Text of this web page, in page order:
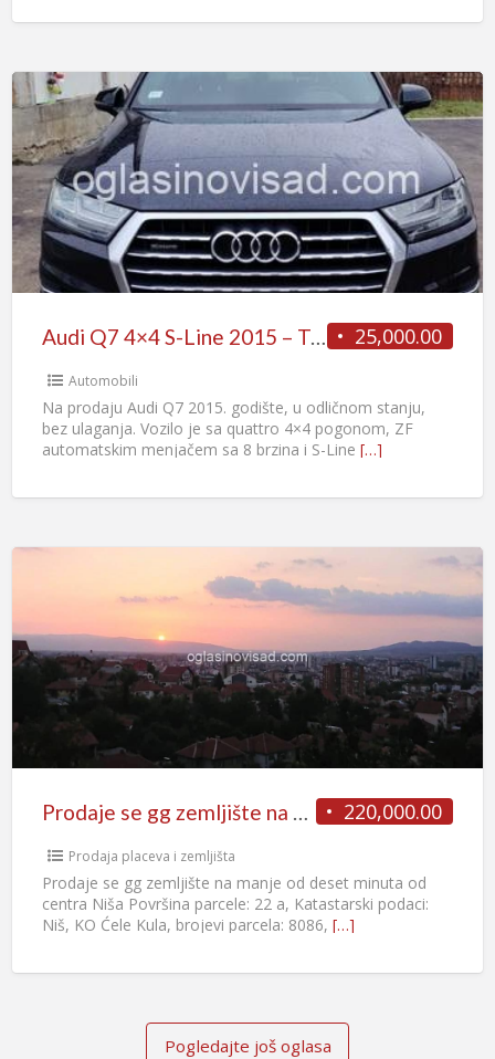
25,000.00
Audi Q7 4×4 S-Line 2015 – TOP OPREMA
Automobili
Na prodaju Audi Q7 2015. godište, u odličnom stanju,
bez ulaganja. Vozilo je sa quattro 4×4 pogonom, ZF
automatskim menjačem sa 8 brzina i S-Line […]
220,000.00
Prodaje se gg zemljište na manje od deset minuta od centra Niša
Prodaja placeva i zemljišta
Prodaje se gg zemljište na manje od deset minuta od
centra Niša Površina parcele: 22 a, Katastarski podaci:
Niš, KO Ćele Kula, brojevi parcela: 8086, […]
Pogledajte još oglasa